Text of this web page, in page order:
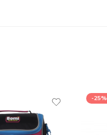
-25%